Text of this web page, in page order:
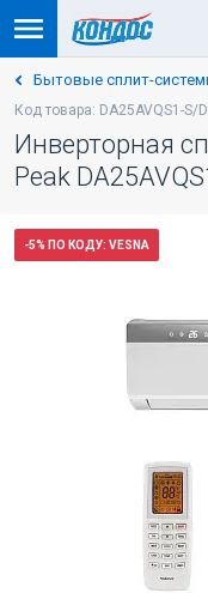
Бытовые сплит-
Код товара: DA25AVQS1-S/
Инверторная
Peak
-5% ПО КОДУ: VESNA